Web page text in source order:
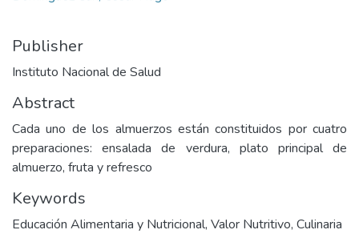
Publisher
Instituto Nacional de Salud
Abstract
Cada uno de los almuerzos están constituidos por cuatro
preparaciones: ensalada de verdura, plato principal de
almuerzo, fruta y refresco
Keywords
Educación Alimentaria y Nutricional, Valor Nutritivo, Culinaria